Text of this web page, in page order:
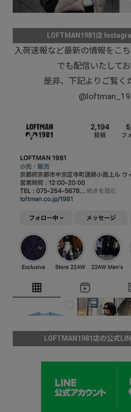
LOFTMAN1981店
入荷速報など最新の情報をこ
でも配信いたしてお
是非、下記よりご覧く
LOFTMAN1981店の公式